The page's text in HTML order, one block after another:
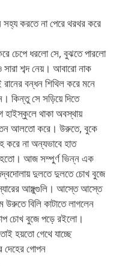
করতে না পেরে থরথর করে
চেপে ধরলো সে, বুঝতে পারলো
শব্দ নেয়। আবারো নাক
বন্ধন শিথিল করে মনে
কিন্তু সে সড়িয়ে দিতে
হাইস্কুলে থাকা অবস্থায়
আলতো করে। উরুতে, বুকে
করে না অন্যভাবে হাত
হতো। আজ সম্পুর্ণ ভিন্ন এক
দুলতে দুলতে চোখ বুজে
আঙ্গুল্গুলি। আস্তে আস্তে
উরুতে বিলি কাটাতে লাগলেন
চোখ বুজে পড়ে রইলো।
হয়তো গেথে যাচ্ছে
দেহের গোপন